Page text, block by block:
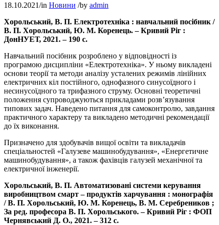
18.10.2021/in Новини /by admin
Хорольський, В. П. Електротехніка : навчальний посібник /
В. П. Хорольський, Ю. М. Коренець. – Кривий Ріг :
ДонНУЕТ, 2021. – 190 с.
Навчальний посібник розроблено у відповідності із
програмою дисципліни «Електротехніка». У ньому викладені
основи теорії та методи аналізу усталених режимів лінійних
електричних кіл постійного, однофазного синусоїдного і
несинусоїдного та трифазного струму. Основні теоретичні
положення супроводжуються прикладами розв’язування
типових задач. Наведено питання для самоконтролю, завдання
практичного характеру та викладено методичні рекомендації
до їх виконання.
Призначено для здобувачів вищої освіти та викладачів
спеціальностей «Галузеве машинобудування», «Енергетичне
машинобудування», а також фахівців галузей механічної та
електричної інженерії.
Хорольський, В. П. Автоматизовані системи керування
виробництвом смарт – продуктів харчування : монографія
/ В. П. Хорольський, Ю. М. Коренець, В. М. Серебреников ;
За ред. професора В. П. Хорольського. – Кривий Ріг : ФОП
Чернявський Д. О., 2021. – 312 с.